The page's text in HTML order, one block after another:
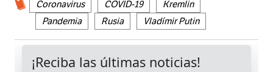
Coronavirus COVID-19
Kremlin
Pandemia
Rusia Vladímir Putin